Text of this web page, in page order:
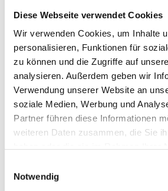
Diese Webseite verwendet Cookies
Wir verwenden Cookies, um Inhalte
personalisieren, Funktionen für
zu können und die Zugriffe auf
analysieren. Außerdem geben wir
Verwendung unserer Website an
soziale Medien, Werbung und
Partner führen diese Informationen
weiteren Daten zusammen, die Sie
Notwendig
Idee bis zum fertigen Produkt
unserem Fachwissen und Know-
Ein großer Wettbewerbsvorteil
dass wir alle
Verarbeitungen aus einer Hand
die Werkzeugkonzeption
Oberflächenbehandlung am fertigen
Neben Schmiedeteilen
Weiterverarbeitungen, bekannt als
weitere